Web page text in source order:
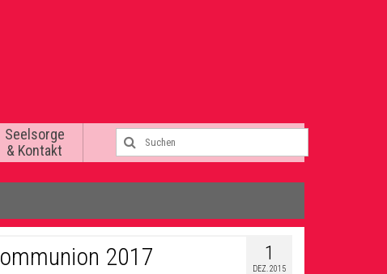
Seelsorge
& Kontakt
1
DEZ. 2015
2017